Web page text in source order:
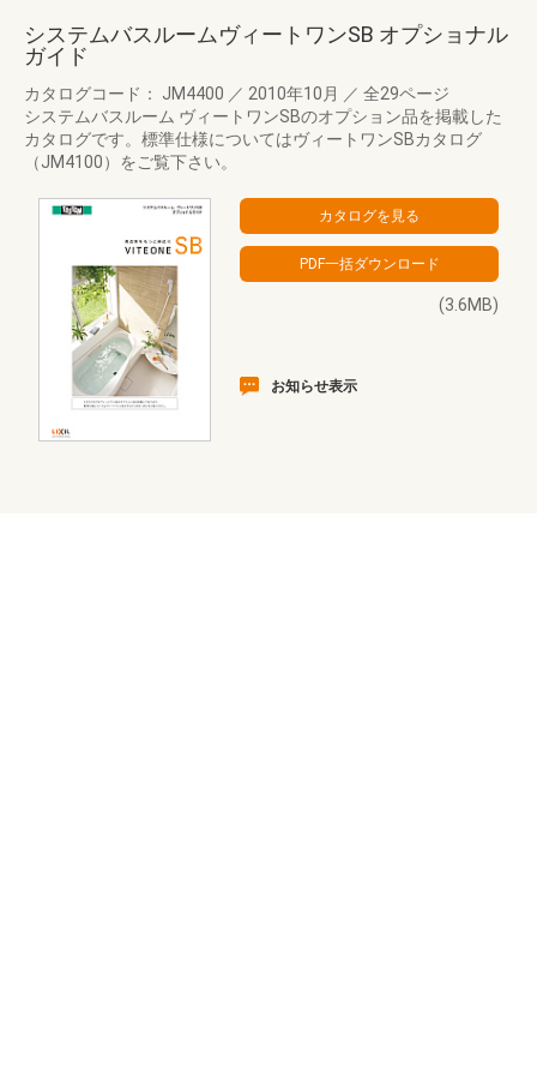
システムバスルームヴィートワンSB オプショナル
ガイド
カタログコード： JM4400 ／ 2010年10月 ／ 全29ページ
システムバスルーム ヴィートワンSBのオプション品を掲載した
カタログです。標準仕様についてはヴィートワンSBカタログ
（JM4100）をご覧下さい。
(3.6MB)
お知らせ表示